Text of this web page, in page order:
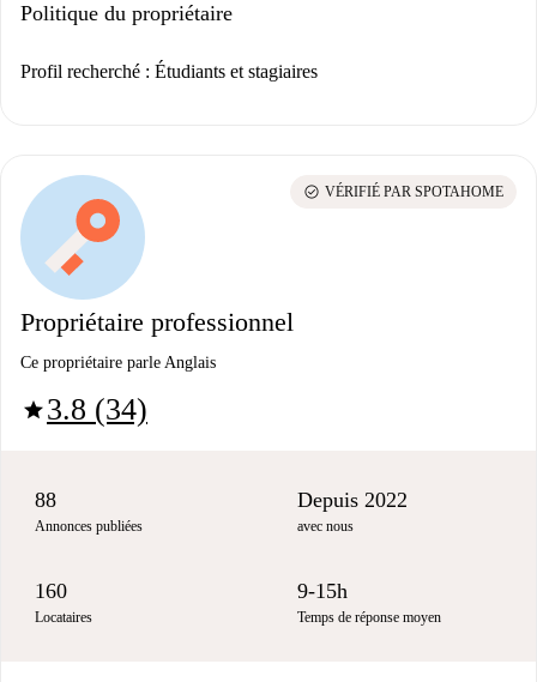
Politique du propriétaire
Profil recherché : Étudiants et stagiaires
Propriétaire professionnel
Ce propriétaire parle Anglais
star3.8 (34)
check_circle VÉRIFIÉ PAR SPOTAHOME
88
Annonces publiées
Depuis 2022
avec nous
160
Locataires
9-15h
Temps de réponse moyen